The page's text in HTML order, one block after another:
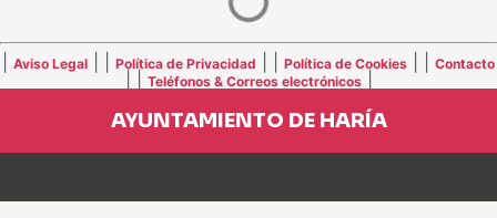
Aviso Legal Política de Privacidad Política de Cookies Contacto
Teléfonos & Correos electrónicos|
AYUNTAMIENTO DE HARÍA